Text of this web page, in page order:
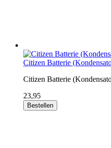
Citizen Batterie
Citizen Batterie
23,95
Bestellen